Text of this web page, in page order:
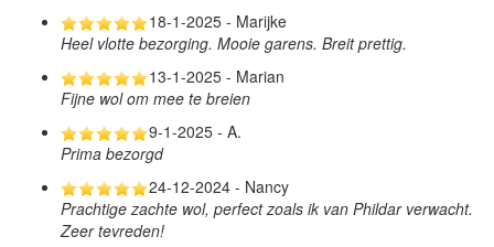
18-1-2025 - Marijke
Heel vlotte bezorging. Mooie garens. Breit prettig.
13-1-2025 - Marian
Fijne wol om mee te breien
9-1-2025 - A.
Prima bezorgd
24-12-2024 - Nancy
Prachtige zachte wol, perfect zoals ik van Phildar verwacht.
Zeer tevreden!